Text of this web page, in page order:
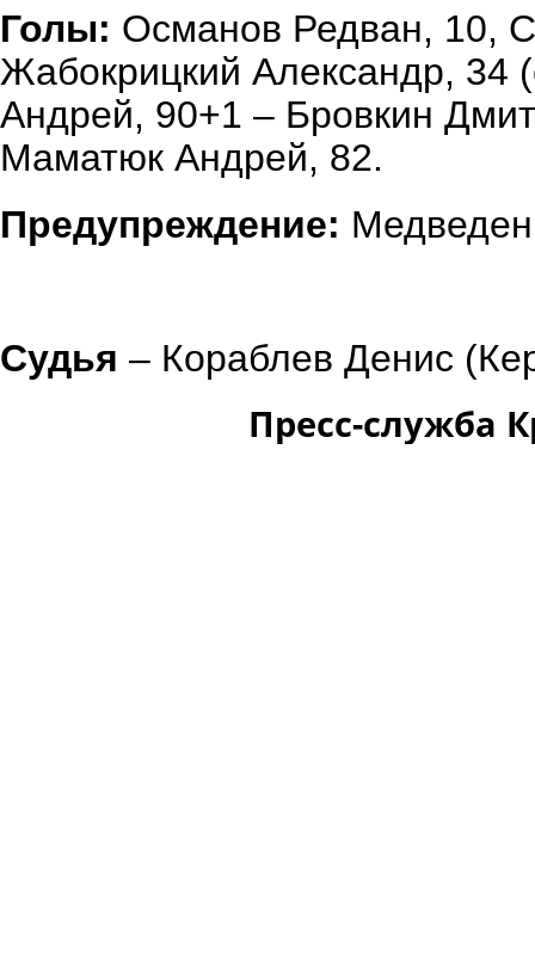
Голы: Османов Редван, 10,
Жабокрицкий Александр, 34
Андрей, 90+1 – Бровкин
Маматюк Андрей, 82.
Предупреждение:
Судья – Кораблев Денис
Пресс-служба